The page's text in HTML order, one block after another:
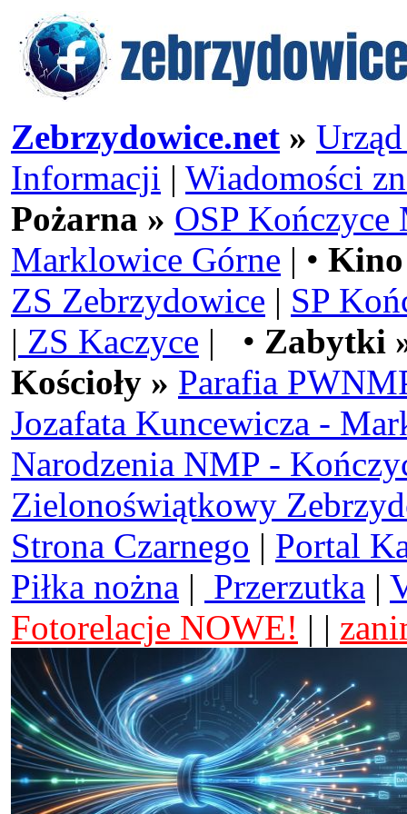
Zebrzydowice.net »
Informacji | Wiadomości
Pożarna » OSP Kończyce
Marklowice Górne | •
ZS Zebrzydowice | SP
| ZS Kaczyce | • Zabytki
Kościoły » Parafia
Jozafata Kuncewicza -
Narodzenia NMP -
Zielonoświątkowy
Strona Czarnego | Portal
Piłka nożna | Przerzutka |
Fotorelacje NOWE! | |